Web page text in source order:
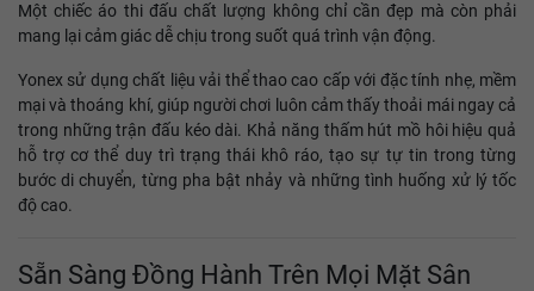
Một chiếc áo thi đấu chất lượng không chỉ cần đẹp mà còn phải
mang lại cảm giác dễ chịu trong suốt quá trình vận động.
Yonex sử dụng chất liệu vải thể thao cao cấp với đặc tính nhẹ, mềm
mại và thoáng khí, giúp người chơi luôn cảm thấy thoải mái ngay cả
trong những trận đấu kéo dài. Khả năng thấm hút mồ hôi hiệu quả
hỗ trợ cơ thể duy trì trạng thái khô ráo, tạo sự tự tin trong từng
bước di chuyển, từng pha bật nhảy và những tình huống xử lý tốc
độ cao.
Sẵn Sàng Đồng Hành Trên Mọi Mặt Sân